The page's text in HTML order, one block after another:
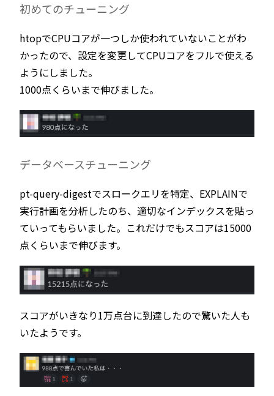
初めてのチューニング
htopでCPUコアが一つしか使われていないことがわ
かったので、設定を変更してCPUコアをフルで使える
ようにしました。
1000点くらいまで伸びました。
データベースチューニング
pt-query-digestでスロークエリを特定、EXPLAINで
実行計画を分析したのち、適切なインデックスを貼っ
ていってもらいました。これだけでもスコアは15000
点くらいまで伸びます。
スコアがいきなり1万点台に到達したので驚いた人も
いたようです。